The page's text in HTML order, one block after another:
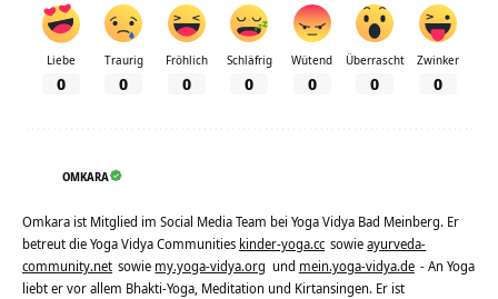
Liebe
0
Traurig
0
Fröhlich
0
Schläfrig
0
Wütend
0
Überrascht
0
Zwinker
0
OMKARA
Omkara ist Mitglied im Social Media Team bei Yoga Vidya Bad Meinberg. Er
betreut die Yoga Vidya Communities kinder-yoga.cc sowieayurveda-
community.net sowie my.yoga-vidya.org und mein.yoga-vidya.de - An Yoga
liebt er vor allem Bhakti-Yoga, Meditation und Kirtansingen. Er ist